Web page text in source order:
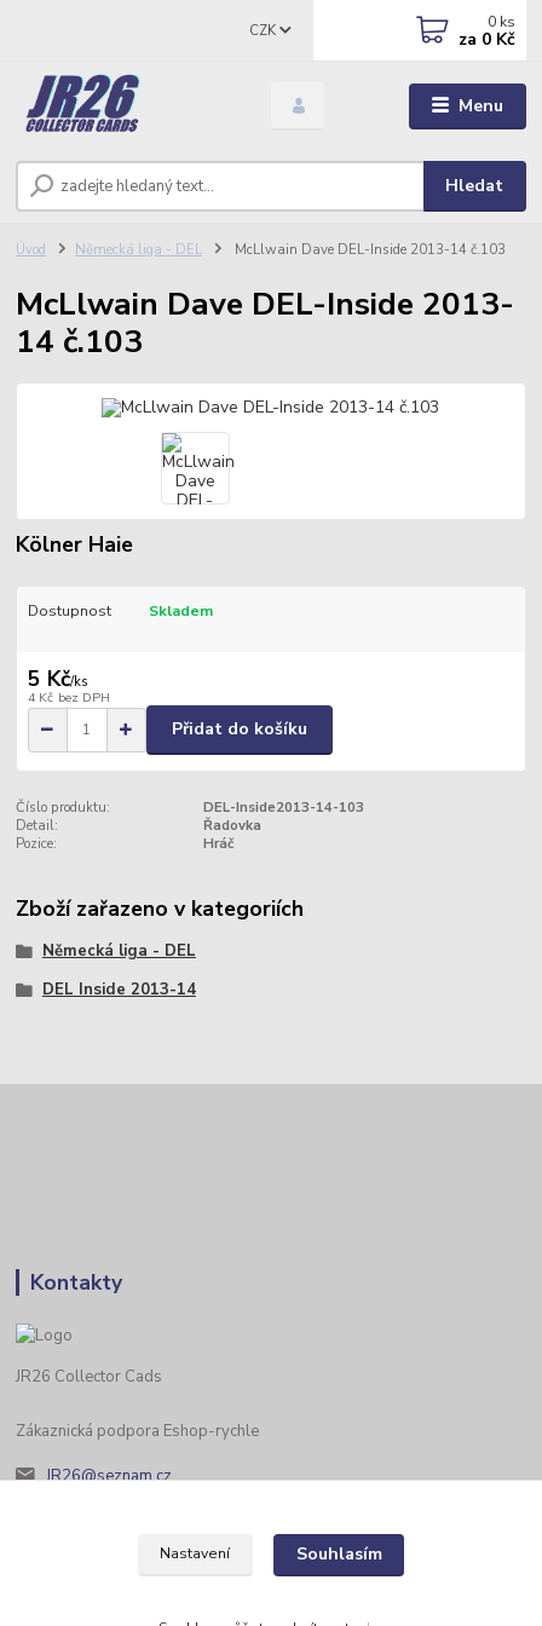
Menu
CZK
Hledat
0 ks
za 0 Kč
Úvod Německá liga - DEL McLlwain Dave DEL-Inside 2013-14 č.103
McLlwain Dave DEL-Inside 2013-
14 č.103
Kölner Haie
Dostupnost Skladem
5 Kč/ks
4 Kč bez DPH
Přidat do košíku
Číslo produktu:
DEL-Inside2013-14-103
Detail:
Řadovka
Pozice:
Hráč
Zboží zařazeno v kategoriích
Německá liga - DEL
DEL Inside 2013-14
Kontakty
JR26 Collector Cads
Zákaznická podpora Eshop-rychle
JR26@seznam.cz
Nastavení Souhlasím